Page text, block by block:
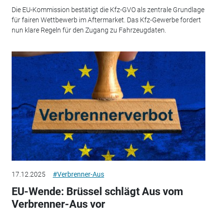
Die EU-Kommission bestätigt die Kfz-GVO als zentrale Grundlage
für fairen Wettbewerb im Aftermarket. Das Kfz-Gewerbe fordert
nun klare Regeln für den Zugang zu Fahrzeugdaten.
17.12.2025 #Verbrenner-Aus
EU-Wende: Brüssel schlägt Aus vom
Verbrenner-Aus vor